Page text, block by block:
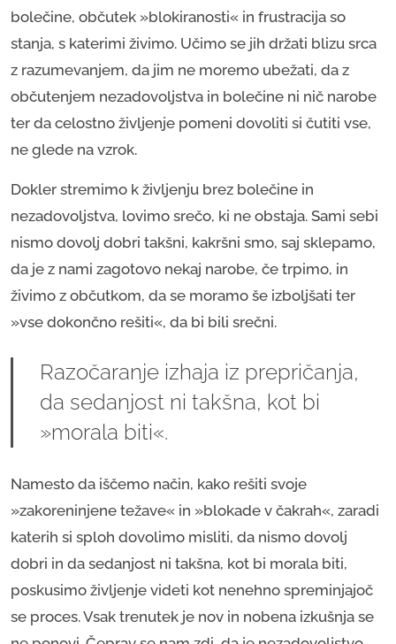
bolečine, občutek »blokiranosti« in frustracija so
stanja, s katerimi živimo. Učimo se jih držati blizu srca
z razumevanjem, da jim ne moremo ubežati, da z
občutenjem nezadovoljstva in bolečine ni nič narobe
ter da celostno življenje pomeni dovoliti si čutiti vse,
ne glede na vzrok.
Dokler stremimo k življenju brez bolečine in
nezadovoljstva, lovimo srečo, ki ne obstaja. Sami sebi
nismo dovolj dobri takšni, kakršni smo, saj sklepamo,
da je z nami zagotovo nekaj narobe, če trpimo, in
živimo z občutkom, da se moramo še izboljšati ter
»vse dokončno rešiti«, da bi bili srečni.
Razočaranje izhaja iz prepričanja,
da sedanjost ni takšna, kot bi
»morala biti«.
Namesto da iščemo način, kako rešiti svoje
»zakoreninjene težave« in »blokade v čakrah«, zaradi
katerih si sploh dovolimo misliti, da nismo dovolj
dobri in da sedanjost ni takšna, kot bi morala biti,
poskusimo življenje videti kot nenehno spreminjajoč
se proces. Vsak trenutek je nov in nobena izkušnja se